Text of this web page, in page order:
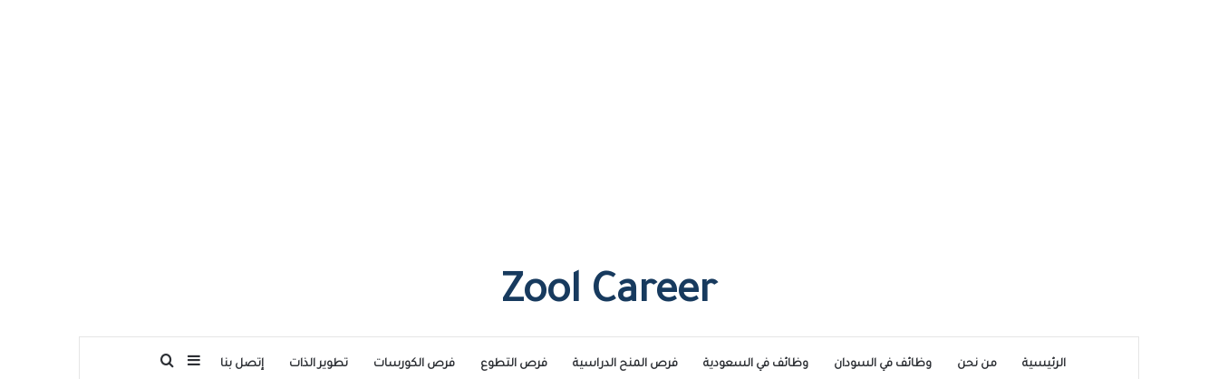
Zool Career
الرئيسية من نحن وظائف في السودان وظائف في السعودية فرص المنح الدراسية فرص التطوع فرص الكورسات تطوير الذات إتصل بنا إضافة عمود جانبي
بحث عن